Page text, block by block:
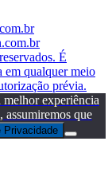
É
em qualquer meio
prévia.
melhor experiência
assumiremos que
Privacidade